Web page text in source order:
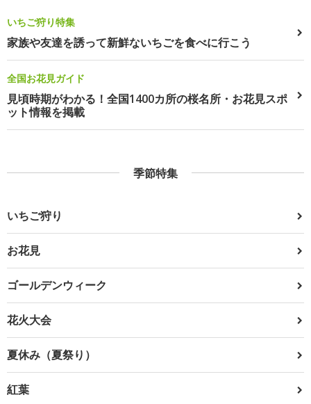
いちご狩り特集
家族や友達を誘って新鮮ないちごを食べに行こう
全国お花見ガイド
見頃時期がわかる！全国1400カ所の桜名所・お花見スポ
ット情報を掲載
季節特集
いちご狩り
お花見
ゴールデンウィーク
花火大会
夏休み（夏祭り）
紅葉